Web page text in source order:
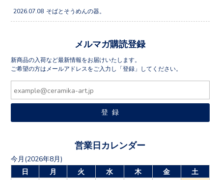
2026.07.08 そばとそうめんの器。
メルマガ購読登録
新商品の入荷など最新情報をお届けいたします。
ご希望の方はメールアドレスをご入力し「登録」してください。
営業日カレンダー
今月(2026年8月)
日
月 火 水 木 金
土